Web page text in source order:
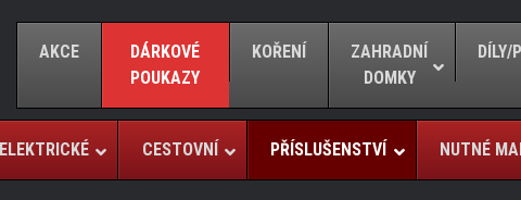
AKCE
DÁRKOVÉ
POUKAZY
KOŘENÍ
ZAHRADNÍ
DOMKY
DÍLY/
ELEKTRICKÉ CESTOVNÍ PŘÍSLUŠENSTVÍ NUTNÉ